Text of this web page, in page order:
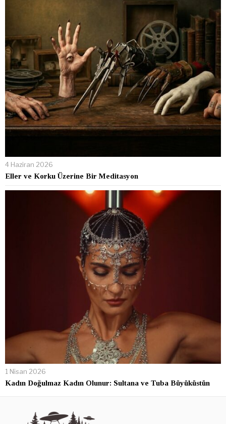
4 Haziran 2026
Eller ve Korku Üzerine Bir Meditasyon
1 Nisan 2026
Kadın Doğulmaz Kadın Olunur: Sultana ve Tuba Büyüküstün